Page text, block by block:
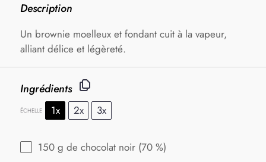
Description
Un brownie moelleux et fondant cuit à la vapeur,
alliant délice et légèreté.
Ingrédients
ÉCHELLE 1x 2x 3x
150 g de chocolat noir (70 %)